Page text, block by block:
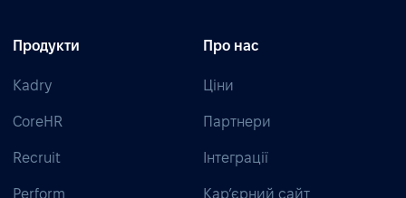
Продукти
Kadry
CoreHR
Recruit
Perform
Про нас
Ціни
Партнери
Інтеграції
Кар’єрний сайт